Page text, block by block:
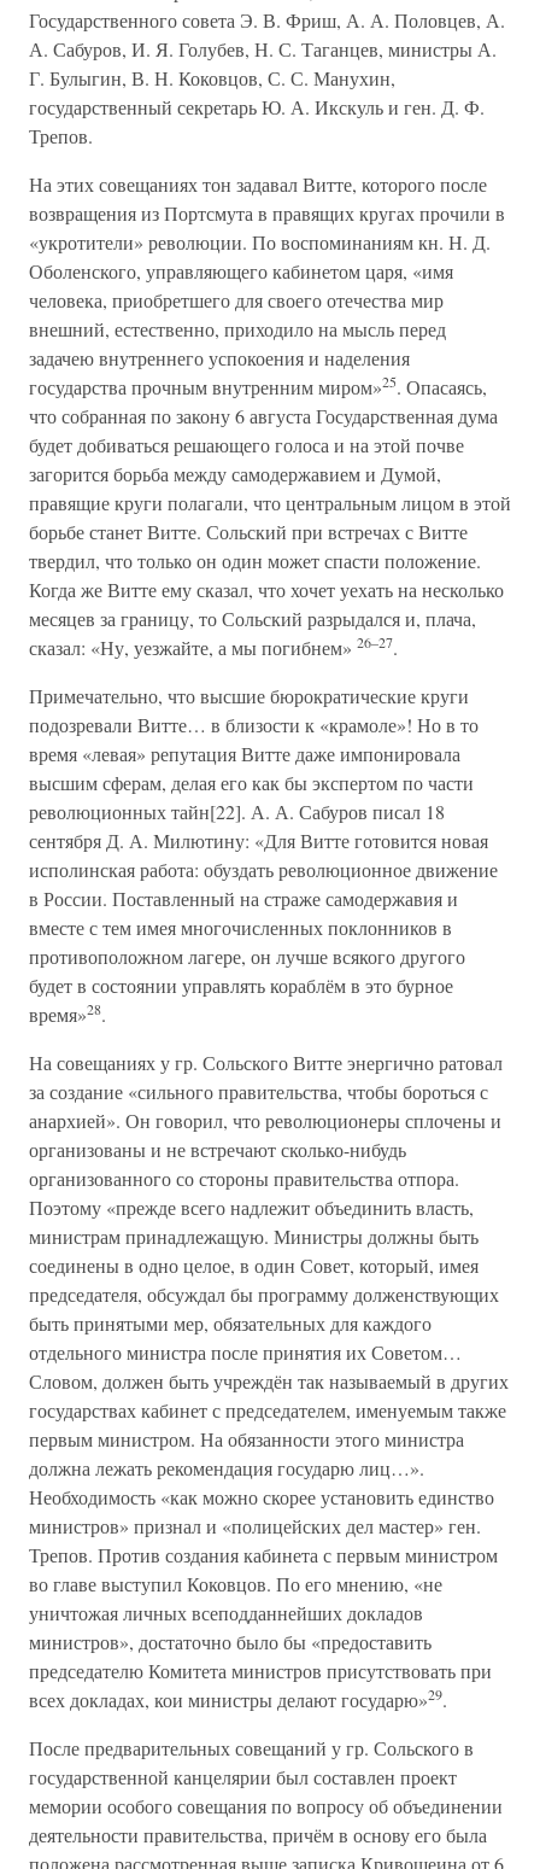
Государственного совета Э. В. Фриш, А. А. Половцев, А.
А. Сабуров, И. Я. Голубев, Н. С. Таганцев, министры А.
Г. Булыгин, В. Н. Коковцов, С. С. Манухин,
государственный секретарь Ю. А. Икскуль и ген. Д. Ф.
Трепов.
На этих совещаниях тон задавал Витте, которого после
возвращения из Портсмута в правящих кругах прочили в
«укротители» революции. По воспоминаниям кн. Н. Д.
Оболенского, управляющего кабинетом царя, «имя
человека, приобретшего для своего отечества мир
внешний, естественно, приходило на мысль перед
задачею внутреннего успокоения и наделения
государства прочным внутренним миром»25. Опасаясь,
что собранная по закону 6 августа Государственная дума
будет добиваться решающего голоса и на этой почве
загорится борьба между самодержавием и Думой,
правящие круги полагали, что центральным лицом в этой
борьбе станет Витте. Сольский при встречах с Витте
твердил, что только он один может спасти положение.
Когда же Витте ему сказал, что хочет уехать на несколько
месяцев за границу, то Сольский разрыдался и, плача,
сказал: «Ну, уезжайте, а мы погибнем» 26–27.
Примечательно, что высшие бюрократические круги
подозревали Витте… в близости к «крамоле»! Но в то
время «левая» репутация Витте даже импонировала
высшим сферам, делая его как бы экспертом по части
революционных тайн[22]. А. А. Сабуров писал 18
сентября Д. А. Милютину: «Для Витте готовится новая
исполинская работа: обуздать революционное движение
в России. Поставленный на страже самодержавия и
вместе с тем имея многочисленных поклонников в
противоположном лагере, он лучше всякого другого
будет в состоянии управлять кораблём в это бурное
время»28.
На совещаниях у гр. Сольского Витте энергично ратовал
за создание «сильного правительства, чтобы бороться с
анархией». Он говорил, что революционеры сплочены и
организованы и не встречают сколько-нибудь
организованного со стороны правительства отпора.
Поэтому «прежде всего надлежит объединить власть,
министрам принадлежащую. Министры должны быть
соединены в одно целое, в один Совет, который, имея
председателя, обсуждал бы программу долженствующих
быть принятыми мер, обязательных для каждого
отдельного министра после принятия их Советом…
Словом, должен быть учреждён так называемый в других
государствах кабинет с председателем, именуемым также
первым министром. На обязанности этого министра
должна лежать рекомендация государю лиц…».
Необходимость «как можно скорее установить единство
министров» признал и «полицейских дел мастер» ген.
Трепов. Против создания кабинета с первым министром
во главе выступил Коковцов. По его мнению, «не
уничтожая личных всеподданнейших докладов
министров», достаточно было бы «предоставить
председателю Комитета министров присутствовать при
всех докладах, кои министры делают государю»29.
После предварительных совещаний у гр. Сольского в
государственной канцелярии был составлен проект
мемории особого совещания по вопросу об объединении
деятельности правительства, причём в основу его была
положена рассмотренная выше записка Кривошеина от 6